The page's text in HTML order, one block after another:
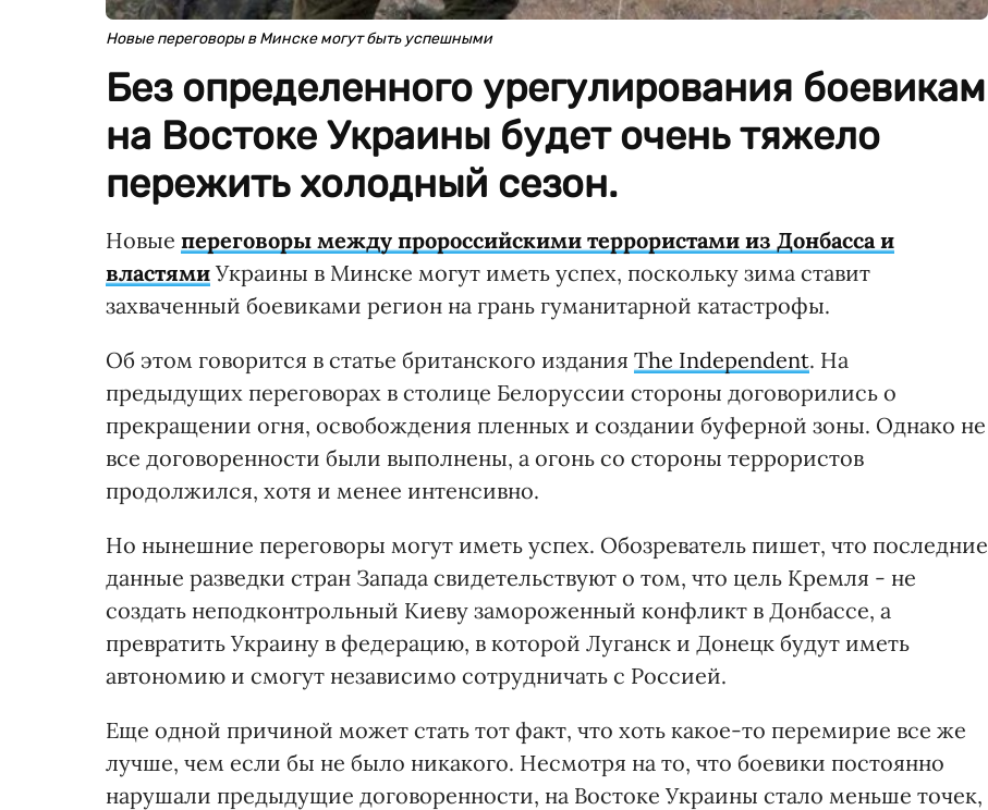
Новые переговоры в Минске могут быть успешными
Без определенного урегулирования боевикам
на Востоке Украины будет очень тяжело
пережить холодный сезон.
Новые переговоры между пророссийскими террористами из Донбасса и
властями Украины в Минске могут иметь успех, поскольку зима ставит
захваченный боевиками регион на грань гуманитарной катастрофы.
Об этом говорится в статье британского издания The Independent. На
предыдущих переговорах в столице Белоруссии стороны договорились о
прекращении огня, освобождения пленных и создании буферной зоны. Однако не
все договоренности были выполнены, а огонь со стороны террористов
продолжился, хотя и менее интенсивно.
Но нынешние переговоры могут иметь успех. Обозреватель пишет, что последние
данные разведки стран Запада свидетельствуют о том, что цель Кремля - не
создать неподконтрольный Киеву замороженный конфликт в Донбассе, а
превратить Украину в федерацию, в которой Луганск и Донецк будут иметь
автономию и смогут независимо сотрудничать с Россией.
Еще одной причиной может стать тот факт, что хоть какое-то перемирие все же
лучше, чем если бы не было никакого. Несмотря на то, что боевики постоянно
нарушали предыдущие договоренности, на Востоке Украины стало меньше точек,